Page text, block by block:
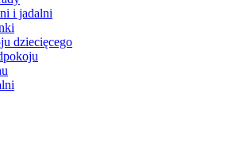
i jadalni
dziecięcego